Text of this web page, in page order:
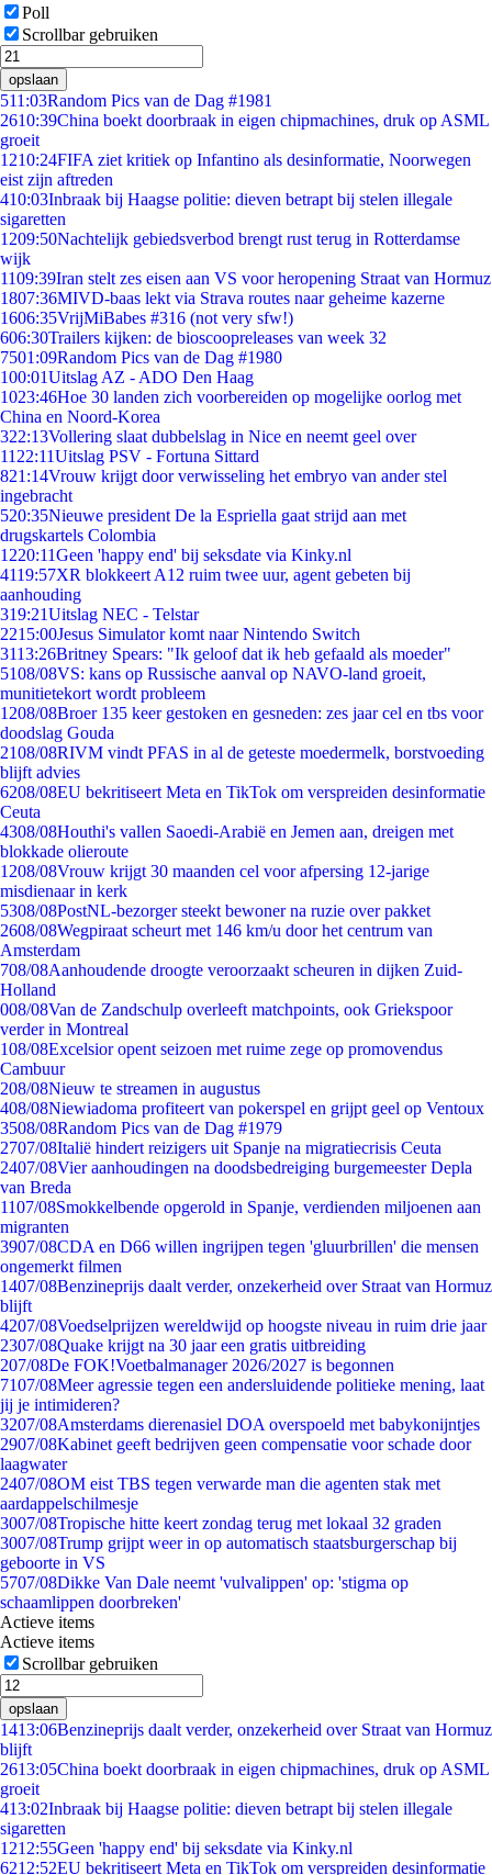
Poll
Scrollbar gebruiken
opslaan
511:03Random Pics van de Dag #1981
2610:39China boekt doorbraak in eigen chipmachines, druk op ASML
groeit
1210:24FIFA ziet kritiek op Infantino als desinformatie, Noorwegen
eist zijn aftreden
410:03Inbraak bij Haagse politie: dieven betrapt bij stelen illegale
sigaretten
1209:50Nachtelijk gebiedsverbod brengt rust terug in Rotterdamse
wijk
1109:39Iran stelt zes eisen aan VS voor heropening Straat van Hormuz
1807:36MIVD-baas lekt via Strava routes naar geheime kazerne
1606:35VrijMiBabes #316 (not very sfw!)
606:30Trailers kijken: de bioscoopreleases van week 32
7501:09Random Pics van de Dag #1980
100:01Uitslag AZ - ADO Den Haag
1023:46Hoe 30 landen zich voorbereiden op mogelijke oorlog met
China en Noord-Korea
322:13Vollering slaat dubbelslag in Nice en neemt geel over
11 22:11Uitslag PSV - Fortuna Sittard
821:14Vrouw krijgt door verwisseling het embryo van ander stel
ingebracht
520:35Nieuwe president De la Espriella gaat strijd aan met
drugskartels Colombia
1220:11Geen 'happy end' bij seksdate via Kinky.nl
4119:57XR blokkeert A12 ruim twee uur, agent gebeten bij
aanhouding
319:21Uitslag NEC - Telstar
2215:00Jesus Simulator komt naar Nintendo Switch
3113:26Britney Spears: "Ik geloof dat ik heb gefaald als moeder"
5108/08VS: kans op Russische aanval op NAVO-land groeit,
munitietekort wordt probleem
1208/08Broer 135 keer gestoken en gesneden: zes jaar cel en tbs voor
doodslag Gouda
2108/08RIVM vindt PFAS in al de geteste moedermelk, borstvoeding
blijft advies
6208/08EU bekritiseert Meta en TikTok om verspreiden desinformatie
Ceuta
4308/08Houthi's vallen Saoedi-Arabië en Jemen aan, dreigen met
blokkade olieroute
1208/08Vrouw krijgt 30 maanden cel voor afpersing 12-jarige
misdienaar in kerk
5308/08PostNL-bezorger steekt bewoner na ruzie over pakket
2608/08Wegpiraat scheurt met 146 km/u door het centrum van
Amsterdam
708/08Aanhoudende droogte veroorzaakt scheuren in dijken Zuid-
Holland
008/08Van de Zandschulp overleeft matchpoints, ook Griekspoor
verder in Montreal
108/08Excelsior opent seizoen met ruime zege op promovendus
Cambuur
208/08Nieuw te streamen in augustus
408/08Niewiadoma profiteert van pokerspel en grijpt geel op Ventoux
3508/08Random Pics van de Dag #1979
2707/08Italië hindert reizigers uit Spanje na migratiecrisis Ceuta
2407/08Vier aanhoudingen na doodsbedreiging burgemeester Depla
van Breda
1107/08Smokkelbende opgerold in Spanje, verdienden miljoenen aan
migranten
3907/08CDA en D66 willen ingrijpen tegen 'gluurbrillen' die mensen
ongemerkt filmen
1407/08Benzineprijs daalt verder, onzekerheid over Straat van Hormuz
blijft
4207/08Voedselprijzen wereldwijd op hoogste niveau in ruim drie jaar
2307/08Quake krijgt na 30 jaar een gratis uitbreiding
207/08De FOK!Voetbalmanager 2026/2027 is begonnen
7107/08Meer agressie tegen een andersluidende politieke mening, laat
jij je intimideren?
3207/08Amsterdams dierenasiel DOA overspoeld met babykonijntjes
2907/08Kabinet geeft bedrijven geen compensatie voor schade door
laagwater
2407/08OM eist TBS tegen verwarde man die agenten stak met
aardappelschilmesje
3007/08Tropische hitte keert zondag terug met lokaal 32 graden
3007/08Trump grijpt weer in op automatisch staatsburgerschap bij
geboorte in VS
5707/08Dikke Van Dale neemt 'vulvalippen' op: 'stigma op
schaamlippen doorbreken'
Actieve items
Actieve items
Scrollbar gebruiken
opslaan
1413:06Benzineprijs daalt verder, onzekerheid over Straat van Hormuz
blijft
2613:05China boekt doorbraak in eigen chipmachines, druk op ASML
groeit
413:02Inbraak bij Haagse politie: dieven betrapt bij stelen illegale
sigaretten
1212:55Geen 'happy end' bij seksdate via Kinky.nl
6212:52EU bekritiseert Meta en TikTok om verspreiden desinformatie